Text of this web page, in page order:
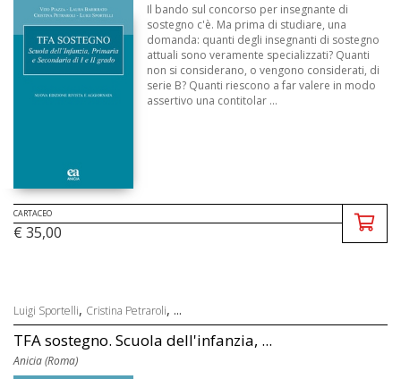
Il bando sul concorso per insegnante di
sostegno c'è. Ma prima di studiare, una
domanda: quanti degli insegnanti di sostegno
attuali sono veramente specializzati? Quanti
non si considerano, o vengono considerati, di
serie B? Quanti riescono a far valere in modo
assertivo una contitolar ...
CARTACEO
€ 35,00
Luigi Sportelli, Cristina Petraroli, ...
TFA sostegno. Scuola dell'infanzia, ...
Anicia (Roma)